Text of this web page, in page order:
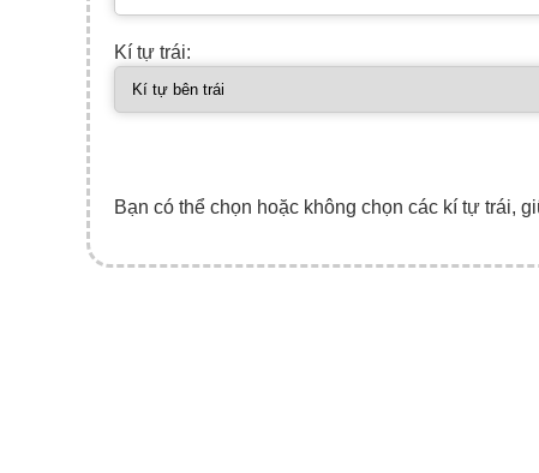
Kí tự trái:
Bạn có thể chọn hoặc không chọn các kí tự trái,